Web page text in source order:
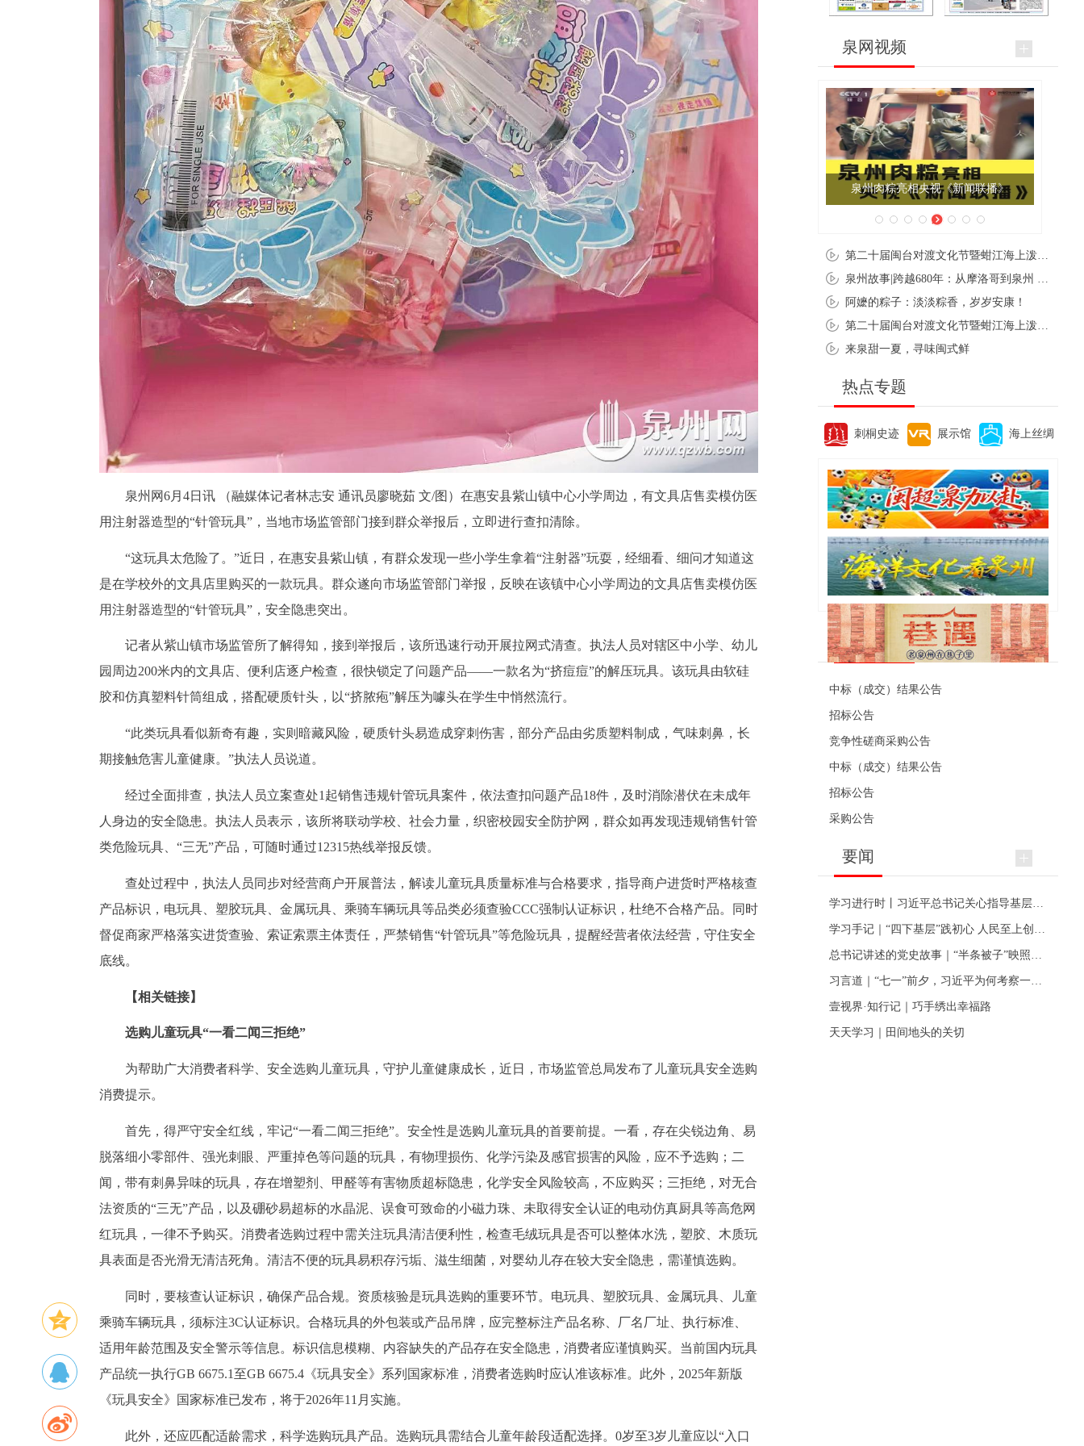
泉州网6月4日讯 （融媒体记者林志安 通讯员廖晓茹 文/图）在惠安县紫山镇中心小学周边，有文具店售卖模仿医
用注射器造型的“针管玩具”，当地市场监管部门接到群众举报后，立即进行查扣清除。
“这玩具太危险了。”近日，在惠安县紫山镇，有群众发现一些小学生拿着“注射器”玩耍，经细看、细问才知道这
是在学校外的文具店里购买的一款玩具。群众遂向市场监管部门举报，反映在该镇中心小学周边的文具店售卖模仿医
用注射器造型的“针管玩具”，安全隐患突出。
记者从紫山镇市场监管所了解得知，接到举报后，该所迅速行动开展拉网式清查。执法人员对辖区中小学、幼儿
园周边200米内的文具店、便利店逐户检查，很快锁定了问题产品——一款名为“挤痘痘”的解压玩具。该玩具由软硅
胶和仿真塑料针筒组成，搭配硬质针头，以“挤脓疱”解压为噱头在学生中悄然流行。
“此类玩具看似新奇有趣，实则暗藏风险，硬质针头易造成穿刺伤害，部分产品由劣质塑料制成，气味刺鼻，长
期接触危害儿童健康。”执法人员说道。
经过全面排查，执法人员立案查处1起销售违规针管玩具案件，依法查扣问题产品18件，及时消除潜伏在未成年
人身边的安全隐患。执法人员表示，该所将联动学校、社会力量，织密校园安全防护网，群众如再发现违规销售针管
类危险玩具、“三无”产品，可随时通过12315热线举报反馈。
查处过程中，执法人员同步对经营商户开展普法，解读儿童玩具质量标准与合格要求，指导商户进货时严格核查
产品标识，电玩具、塑胶玩具、金属玩具、乘骑车辆玩具等品类必须查验CCC强制认证标识，杜绝不合格产品。同时
督促商家严格落实进货查验、索证索票主体责任，严禁销售“针管玩具”等危险玩具，提醒经营者依法经营，守住安全
底线。
【相关链接】
选购儿童玩具“一看二闻三拒绝”
为帮助广大消费者科学、安全选购儿童玩具，守护儿童健康成长，近日，市场监管总局发布了儿童玩具安全选购
消费提示。
首先，得严守安全红线，牢记“一看二闻三拒绝”。安全性是选购儿童玩具的首要前提。一看，存在尖锐边角、易
脱落细小零部件、强光刺眼、严重掉色等问题的玩具，有物理损伤、化学污染及感官损害的风险，应不予选购；二
闻，带有刺鼻异味的玩具，存在增塑剂、甲醛等有害物质超标隐患，化学安全风险较高，不应购买；三拒绝，对无合
法资质的“三无”产品，以及硼砂易超标的水晶泥、误食可致命的小磁力珠、未取得安全认证的电动仿真厨具等高危网
红玩具，一律不予购买。消费者选购过程中需关注玩具清洁便利性，检查毛绒玩具是否可以整体水洗，塑胶、木质玩
具表面是否光滑无清洁死角。清洁不便的玩具易积存污垢、滋生细菌，对婴幼儿存在较大安全隐患，需谨慎选购。
同时，要核查认证标识，确保产品合规。资质核验是玩具选购的重要环节。电玩具、塑胶玩具、金属玩具、儿童
乘骑车辆玩具，须标注3C认证标识。合格玩具的外包装或产品吊牌，应完整标注产品名称、厂名厂址、执行标准、
适用年龄范围及安全警示等信息。标识信息模糊、内容缺失的产品存在安全隐患，消费者应谨慎购买。当前国内玩具
产品统一执行GB 6675.1至GB 6675.4《玩具安全》系列国家标准，消费者选购时应认准该标准。此外，2025年新版
《玩具安全》国家标准已发布，将于2026年11月实施。
此外，还应匹配适龄需求，科学选购玩具产品。选购玩具需结合儿童年龄段适配选择。0岁至3岁儿童应以“入口
泉网视频
泉州肉粽亮相央视《新闻联播》
阿嬷的粽子：淡淡粽香，岁岁安康！
来泉甜一夏，寻味闽式鲜
热点专题
刺桐史迹 展示馆 海上丝绸
便民资讯
中标（成交）结果公告
招标公告
竞争性磋商采购公告
中标（成交）结果公告
招标公告
采购公告
要闻
壹视界·知行记｜巧手绣出幸福路
天天学习｜田间地头的关切